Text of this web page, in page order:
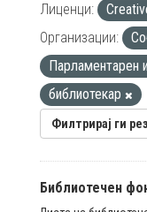
Лиценци:
Организации:
Парламентарен
библиотекар
Филтрирај ги
Библиотечен